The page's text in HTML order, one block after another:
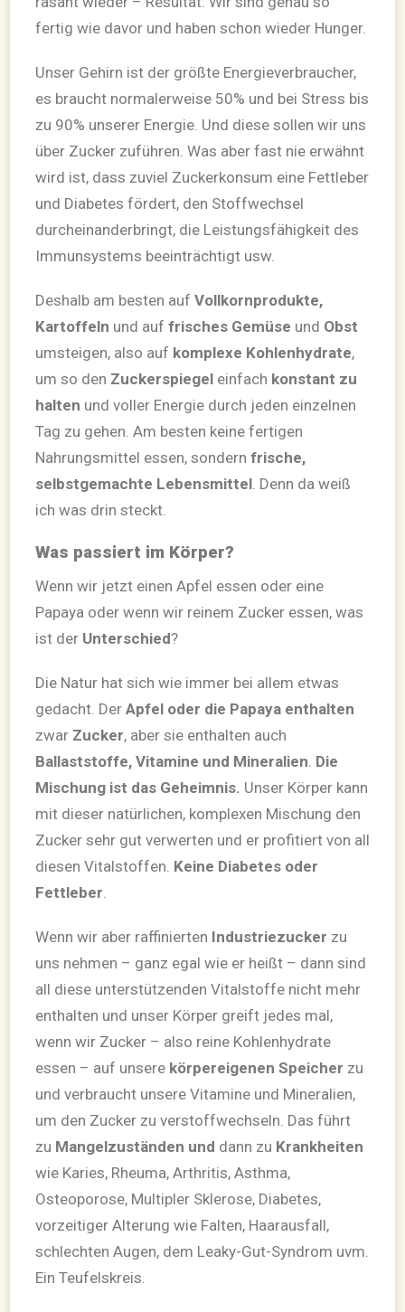
fertig wie davor und haben schon wieder Hunger.
Unser Gehirn ist der größte Energieverbraucher,
es braucht normalerweise 50% und bei Stress bis
zu 90% unserer Energie. Und diese sollen wir uns
über Zucker zuführen. Was aber fast nie erwähnt
wird ist, dass zuviel Zuckerkonsum eine Fettleber
und Diabetes fördert, den Stoffwechsel
durcheinanderbringt, die Leistungsfähigkeit des
Immunsystems beeinträchtigt usw.
Deshalb am besten auf Vollkornprodukte,
Kartoffeln und auf frisches Gemüse und Obst
umsteigen, also auf komplexe Kohlenhydrate,
um so den Zuckerspiegel einfach konstant zu
halten und voller Energie durch jeden einzelnen
Tag zu gehen. Am besten keine fertigen
Nahrungsmittel essen, sondern frische,
selbstgemachte Lebensmittel. Denn da weiß
ich was drin steckt.
Was passiert im Körper?
Wenn wir jetzt einen Apfel essen oder eine
Papaya oder wenn wir reinem Zucker essen, was
ist der Unterschied?
Die Natur hat sich wie immer bei allem etwas
gedacht. Der Apfel oder die Papaya enthalten
zwar Zucker, aber sie enthalten auch
Ballaststoffe, Vitamine und Mineralien. Die
Mischung ist das Geheimnis. Unser Körper kann
mit dieser natürlichen, komplexen Mischung den
Zucker sehr gut verwerten und er profitiert von all
diesen Vitalstoffen. Keine Diabetes oder
Fettleber.
Wenn wir aber raffinierten Industriezucker zu
uns nehmen – ganz egal wie er heißt – dann sind
all diese unterstützenden Vitalstoffe nicht mehr
enthalten und unser Körper greift jedes mal,
wenn wir Zucker – also reine Kohlenhydrate
essen – auf unsere körpereigenen Speicher zu
und verbraucht unsere Vitamine und Mineralien,
um den Zucker zu verstoffwechseln. Das führt
zu Mangelzuständen und dann zu Krankheiten
wie Karies, Rheuma, Arthritis, Asthma,
Osteoporose, Multipler Sklerose, Diabetes,
vorzeitiger Alterung wie Falten, Haarausfall,
schlechten Augen, dem Leaky-Gut-Syndrom uvm.
Ein Teufelskreis.